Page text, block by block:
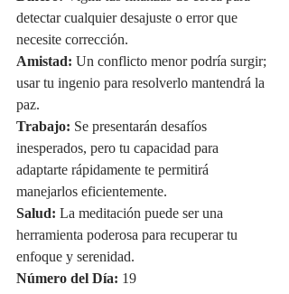
detectar cualquier desajuste o error que
necesite corrección.
Amistad: Un conflicto menor podría surgir;
usar tu ingenio para resolverlo mantendrá la
paz.
Trabajo: Se presentarán desafíos
inesperados, pero tu capacidad para
adaptarte rápidamente te permitirá
manejarlos eficientemente.
Salud: La meditación puede ser una
herramienta poderosa para recuperar tu
enfoque y serenidad.
Número del Día: 19